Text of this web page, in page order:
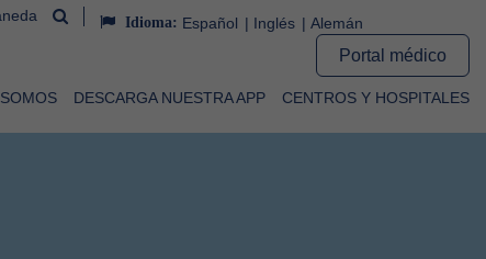
Idioma: Español Inglés Alemán
Portal médico
DESCARGA NUESTRA APP CENTROS Y HOSPITALES